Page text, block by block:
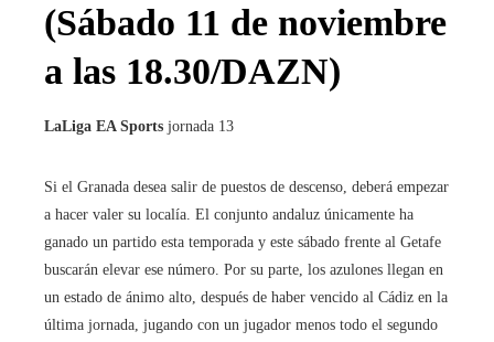
(Sábado 11 de noviembre
a las 18.30/DAZN)
LaLiga EA Sports jornada 13
Si el Granada desea salir de puestos de descenso, deberá empezar
a hacer valer su localía. El conjunto andaluz únicamente ha
ganado un partido esta temporada y este sábado frente al Getafe
buscarán elevar ese número. Por su parte, los azulones llegan en
un estado de ánimo alto, después de haber vencido al Cádiz en la
última jornada, jugando con un jugador menos todo el segundo